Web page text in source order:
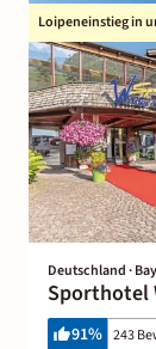
Loipeneinstieg in
Deutschland ·
Sporthotel
91% 243